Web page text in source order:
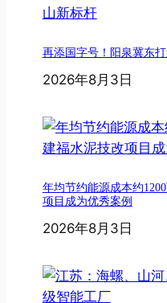
再添国字号！阳泉冀东
2026年8月3日
年均节约能源成本约
项目成为优秀案例
2026年8月3日